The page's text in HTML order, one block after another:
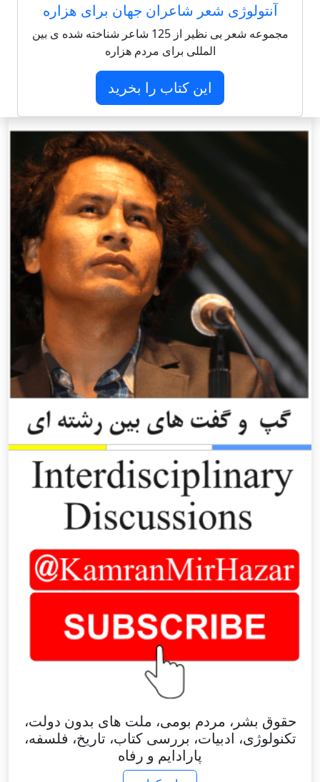
آنتولوژی شعر شاعران جهان برای هزاره
مجموعه شعر بی نظیر از 125 شاعر شناخته شده ی بین
المللی برای مردم هزاره
این کتاب را بخرید
حقوق بشر، مردم بومی، ملت های بدون دولت،
تکنولوژی، ادبیات، بررسی کتاب، تاریخ، فلسفه،
پارادایم و رفاه